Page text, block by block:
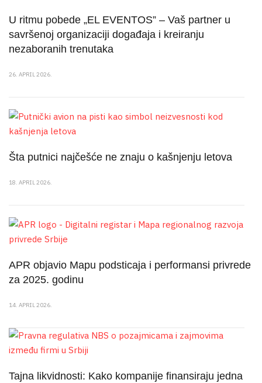
U ritmu pobede „EL EVENTOS” – Vaš partner u
savršenoj organizaciji događaja i kreiranju
nezaboranih trenutaka
26. APRIL 2026.
Šta putnici najčešće ne znaju o kašnjenju letova
18. APRIL 2026.
APR objavio Mapu podsticaja i performansi privrede
za 2025. godinu
14. APRIL 2026.
Tajna likvidnosti: Kako kompanije finansiraju jedna